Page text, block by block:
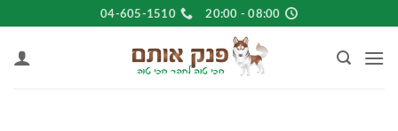
to
content
08:00 - 20:00
04-605-1510